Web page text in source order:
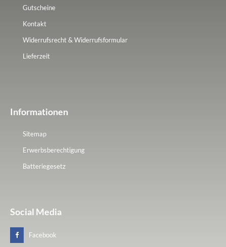
Gutscheine
Kontakt
Widerrufsrecht & Widerrufsformular
Lieferzeit
Informationen
Sitemap
Erwerbsberechtigung
Batteriegesetz
Social Media
Facebook